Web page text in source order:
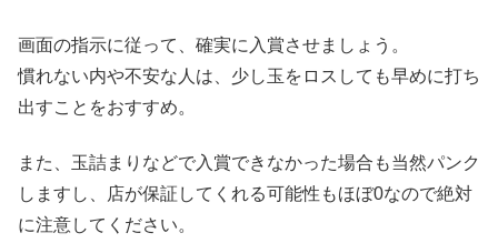
画面の指示に従って、確実に入賞させましょう。
慣れない内や不安な人は、少し玉をロスしても早めに打ち
出すことをおすすめ。
また、玉詰まりなどで入賞できなかった場合も当然パンク
しますし、店が保証してくれる可能性もほぼ0なので絶対
に注意してください。